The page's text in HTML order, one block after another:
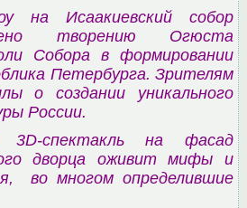
на Исаакиевский собор
творению Огюста
Собора в формировании
Петербурга. Зрителям
о создании уникального
России.
3D-спектакль на фасад
дворца оживит мифы и
во многом определившие